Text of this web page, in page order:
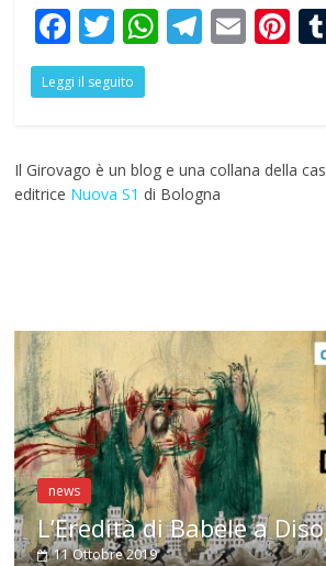
F
ac
e
o
o
T
w
itt
W
A
p
T
a
m
E Pi
st
Leggi il seguito
Il Girovago è un blog e una collana della
editrice Nuova S1 di Bologna
news
L’Eredità di Babele a
11 Ottobre 2019